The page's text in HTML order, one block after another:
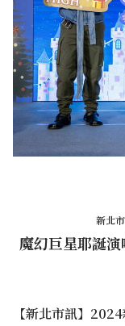
新北
魔幻巨星耶誕
【新北市訊】